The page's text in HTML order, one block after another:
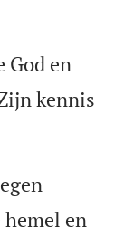
God en
kennis
en